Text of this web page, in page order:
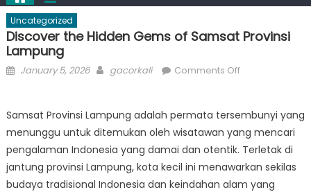
Uncategorized
Discover the Hidden Gems of Samsat Provinsi
Lampung
Posted
January 5, 2026 Author
gacorkali Comments Offon
Hidden
Gems
of
Samsat
Provinsi
Samsat Provinsi Lampung adalah permata tersembunyi yang
menunggu untuk ditemukan oleh wisatawan yang mencari
pengalaman Indonesia yang damai dan otentik. Terletak di
jantung provinsi Lampung, kota kecil ini menawarkan sekilas
budaya tradisional Indonesia dan keindahan alam yang